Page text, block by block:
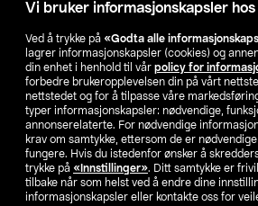
Vi bruker informasjonskapsler hos
Ved å trykke på «Godta alle
lagrer informasjonskapsler (cookies) og
din enhet i henhold til vår policy for
forbedre brukeropplevelsen din på vårt
nettstedet og for å tilpasse våre
typer informasjonskapsler: nødvendige,
annonserelaterte. For nødvendige
krav om samtykke, ettersom de er
fungere. Hvis du istedenfor ønsker å
trykke på «Innstillinger». Ditt samtykke er
tilbake når som helst ved å endre dine
informasjonskapsler eller kontakte oss for
Våre selskaper
Finn din
SE NO FI